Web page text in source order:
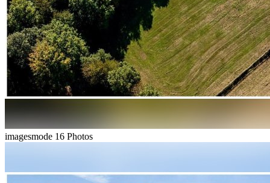
imagesmode 16 Photos